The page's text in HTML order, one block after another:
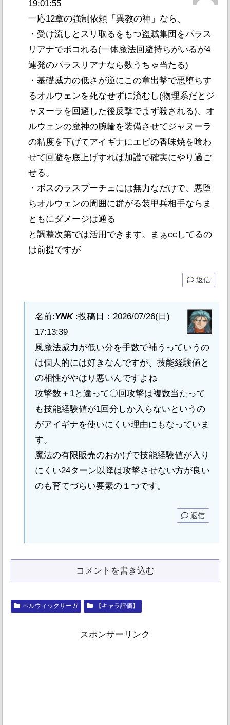
19:01:55
一応12章の強制依頼「異教の神」なら、
・受け流しとスリ取るをもつ盗賊集団をパラス
リアナでボコれる(一体魔法回避持ちがいるが4
連発のパラスリアナなら数うちゃ当たる)
・基礎威力の低さが逆にこの章出撃で悪堕ちす
るオルウェンを死なせずに済むし(物理系だとジ
ャヌーラを回避した後反撃でまず殺される)、オ
ルウェンの魔神の腕輪を装備させてジャヌーラ
の精度を下げてアイギナにエビの香味焼を喰わ
せて回避を底上げすれば加護で確実にやり過ご
せる。
・ボスのラスプーチェには無力なだけで、悪堕
ちオルウェンの周囲に群がる装甲兵相手ならま
ともにダメージは通る
と調整次第では活用できます。まぁccしてるの
は前提ですが
返信
名前:YNK:投稿日：2026/07/26(日)
17:13:39
風魔法威力が低い分を手数で補うっていうの
は個人的には好きなんですが、技能経験値と
の相性がやはり悪いんですよね
攻撃数＋1と違って〇回攻撃は複数当たって
も技能経験値が1回分しか入らないというの
がアイギナを使いにくい理由にもなっていま
す。
魔法の有限販売のおかげで技能経験値が入り
にくい24ターン以降は攻撃させない方が良い
のも育てづらい要素の１つです。
返信
コメントを書き込む
ベルウィックサーガ 【キャラ評価】
スポンサーリンク